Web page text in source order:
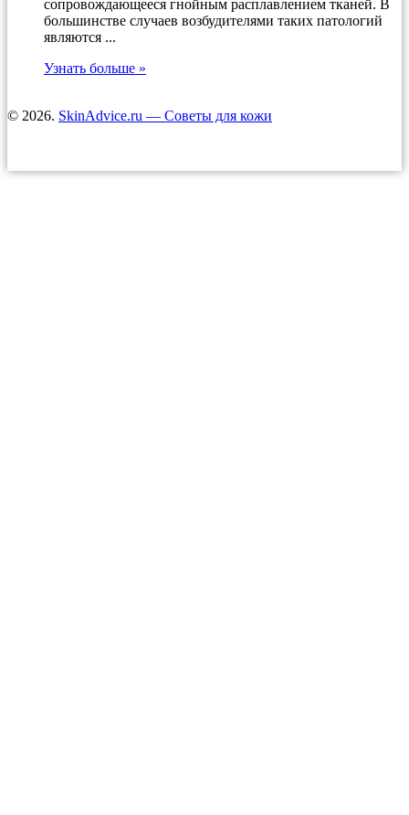
сопровождающееся гнойным расплавлением тканей. В
большинстве случаев возбудителями таких патологий
являются ...
Узнать больше »
© 2026. SkinAdvice.ru — Советы для кожи